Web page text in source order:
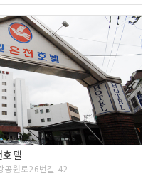
호텔
공원로26번길 42